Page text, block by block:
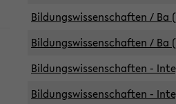
Bildungswissenschaften / Ba
Bildungswissenschaften / Ba
Bildungswissenschaften -
Bildungswissenschaften -